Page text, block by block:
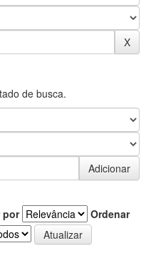
de busca.
por
Ordenar